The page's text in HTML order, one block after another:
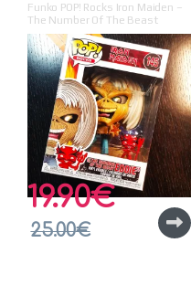
Funko POP! Rocks Iron Maiden –
The Number Of The Beast
Skeleton Eddie #145 Vinyl Figure
19.90€
25.00€